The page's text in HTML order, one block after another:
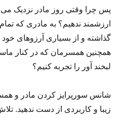
پس چرا وقتی روز مادر نزدیک
ارزشمند ندهیم؟ به مادری که
گذاشته و از بسیاری آرزوهای
همچنین همسرمان که در کنار
لبخند آور را تجربه کنیم؟
شانس سورپرایز کردن مادر و
زیبا و کاربردی از دست ندهید.